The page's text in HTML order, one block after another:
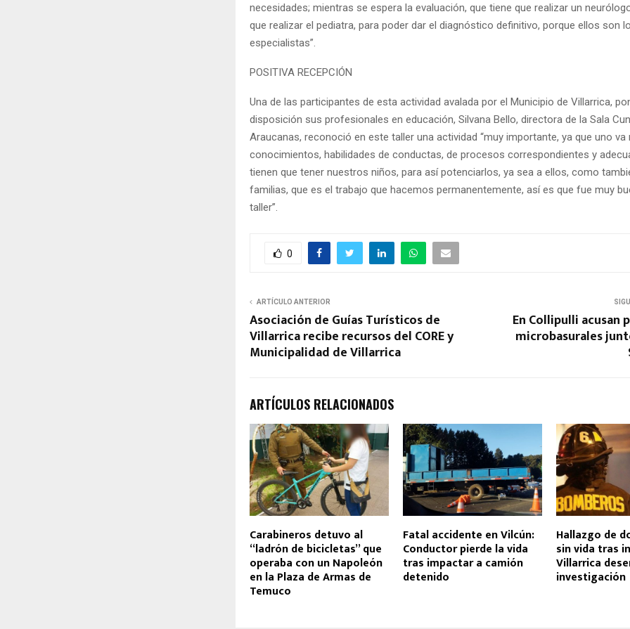
necesidades; mientras se espera la evaluación, que tiene que realizar un
que realizar el pediatra, para poder dar el diagnóstico definitivo, porque ellos son
especialistas”.
POSITIVA RECEPCIÓN
Una de las participantes de esta actividad avalada por el Municipio de Villarrica,
disposición sus profesionales en educación, Silvana Bello, directora de la Sala
Araucanas, reconoció en este taller una actividad “muy importante, ya que uno
conocimientos, habilidades de conductas, de procesos correspondientes y
tienen que tener nuestros niños, para así potenciarlos, ya sea a ellos, como
familias, que es el trabajo que hacemos permanentemente, así es que fue muy
taller”.
0
ARTÍCULO ANTERIOR
Asociación de Guías Turísticos de
Villarrica recibe recursos del CORE y
Municipalidad de Villarrica
En Collipulli acusan
microbasurales
ARTÍCULOS RELACIONADOS
Carabineros detuvo al
“ladrón de bicicletas” que
operaba con un Napoleón
en la Plaza de Armas de
Temuco
Fatal accidente en Vilcún:
Conductor pierde la vida
tras impactar a camión
detenido
Hallazgo de
sin vida tras
Villarrica
investigación